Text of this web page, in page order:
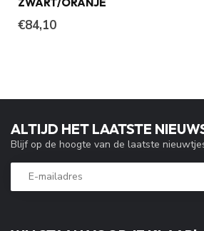
€84,10
ALTIJD HET LAATSTE
Blijf op de hoogte van de laatste